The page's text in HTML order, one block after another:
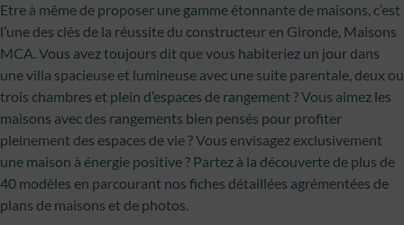
Etre à même de proposer une gamme étonnante de maisons, c’est
l’une des clés de la réussite du constructeur en Gironde, Maisons
MCA. Vous avez toujours dit que vous habiteriez un jour dans
une villa spacieuse et lumineuse avec une suite parentale, deux ou
trois chambres et plein d’espaces de rangement ? Vous aimez les
maisons avec des rangements bien pensés pour profiter
pleinement des espaces de vie ? Vous envisagez exclusivement
une maison à énergie positive ? Partez à la découverte de plus de
40 modèles en parcourant nos fiches détaillées agrémentées de
plans de maisons et de photos.